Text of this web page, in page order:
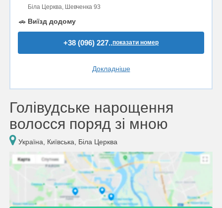
Біла Церква, Шевченка 93
🚗 Виїзд додому
+38 (096) 227..показати номер
Докладніше
Голівудське нарощення
волосся поряд зі мною
Україна, Київська, Біла Церква